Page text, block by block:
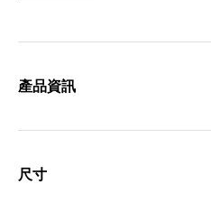
產品資訊
尺寸